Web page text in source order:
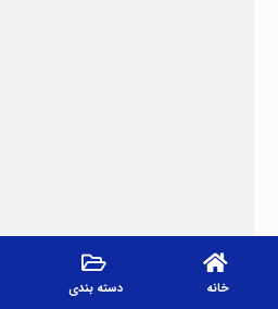
خانه دسته بندی